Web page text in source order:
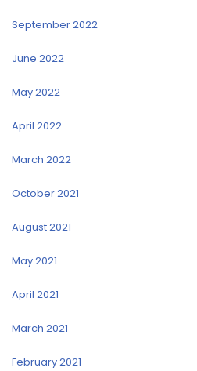
September 2022
June 2022
May 2022
April 2022
March 2022
October 2021
August 2021
May 2021
April 2021
March 2021
February 2021